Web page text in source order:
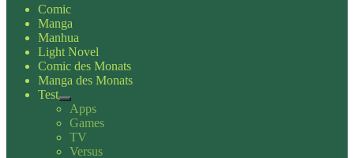
Comic
Manga
Manhua
Light Novel
Comic des Monats
Manga des Monats
Test
Apps
Games
TV
Versus